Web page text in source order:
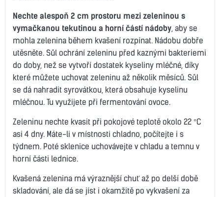
Nechte alespoň 2 cm prostoru mezi zeleninou s
vymačkanou tekutinou a horní částí nádoby , aby se
mohla zelenina během kvašení rozpínat. Nádobu dobře
utěsněte. Sůl ochrání zeleninu před kaznými bakteriemi
do doby, než se vytvoří dostatek kyseliny mléčné, díky
které můžete uchovat zeleninu až několik měsíců. Sůl
se dá nahradit syrovátkou, která obsahuje kyselinu
mléčnou. Tu využijete při fermentování ovoce.
Zeleninu nechte kvasit při pokojové teplotě okolo 22 °C
asi 4 dny. Máte-li v místnosti chladno, počítejte i s
týdnem. Poté sklenice uchovávejte v chladu a temnu v
horní části lednice.
Kvašená zelenina má výraznější chuť až po delší době
skladování, ale dá se jíst i okamžitě po vykvašení za